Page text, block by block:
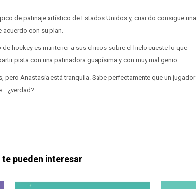
de patinaje artístico de Estados Unidos y, cuando consigue una
acuerdo con su plan.
hockey es mantener a sus chicos sobre el hielo cueste lo que
pista con una patinadora guapísima y con muy mal genio.
Anastasia está tranquila. Sabe perfectamente que un jugador
¿verdad?
te pueden interesar